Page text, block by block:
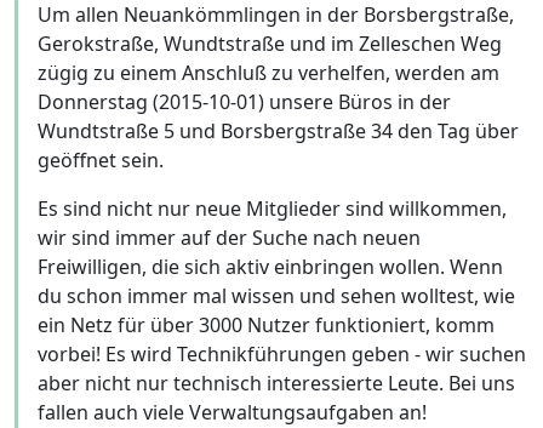
Um allen Neuankömmlingen in der Borsbergstraße,
Gerokstraße, Wundtstraße und im Zelleschen Weg
zügig zu einem Anschluß zu verhelfen, werden am
Donnerstag (2015-10-01) unsere Büros in der
Wundtstraße 5 und Borsbergstraße 34 den Tag über
geöffnet sein.
Es sind nicht nur neue Mitglieder sind willkommen,
wir sind immer auf der Suche nach neuen
Freiwilligen, die sich aktiv einbringen wollen. Wenn
du schon immer mal wissen und sehen wolltest, wie
ein Netz für über 3000 Nutzer funktioniert, komm
vorbei! Es wird Technikführungen geben - wir suchen
aber nicht nur technisch interessierte Leute. Bei uns
fallen auch viele Verwaltungsaufgaben an!